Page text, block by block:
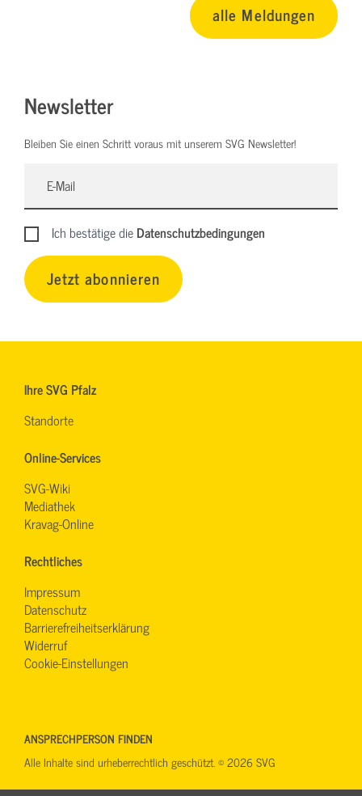
alle Meldungen
Newsletter
Bleiben Sie einen Schritt voraus mit unserem SVG Newsletter!
Ich bestätige dieDatenschutzbedingungen
Jetzt abonnieren
Ihre SVG Pfalz
Standorte
Online-Services
SVG-Wiki
Mediathek
Kravag-Online
Rechtliches
Impressum
Datenschutz
Barrierefreiheitserklärung
Widerruf
Cookie-Einstellungen
ANSPRECHPERSON FINDEN
Alle Inhalte sind urheberrechtlich geschützt. © 2026 SVG